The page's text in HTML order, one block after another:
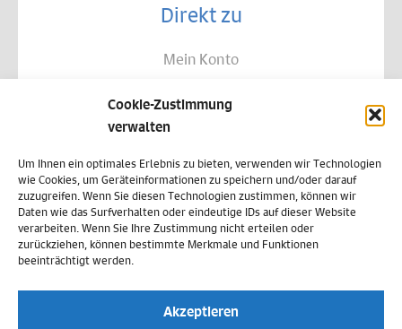
Cookie-Zustimmung
verwalten
Um Ihnen ein optimales Erlebnis zu bieten, verwenden wir Technologien
wie Cookies, um Geräteinformationen zu speichern und/oder darauf
zuzugreifen. Wenn Sie diesen Technologien zustimmen, können wir
Daten wie das Surfverhalten oder eindeutige IDs auf dieser Website
verarbeiten. Wenn Sie Ihre Zustimmung nicht erteilen oder
zurückziehen, können bestimmte Merkmale und Funktionen
beeinträchtigt werden.
Akzeptieren
Direkt zu
Mein Konto
Allgemeine Geschäftsbedingungen
Datenschutz
Widerruf
Zahlungsweisen
Versand & Lieferung
Cookie-Richtlinie (EU)